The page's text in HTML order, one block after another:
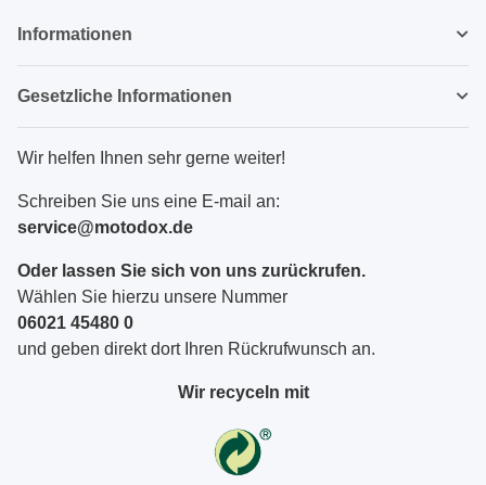
Informationen
Gesetzliche Informationen
Wir helfen Ihnen sehr gerne weiter!
Schreiben Sie uns eine E-mail an:
service@motodox.de
Oder lassen Sie sich von uns zurückrufen.
Wählen Sie hierzu unsere Nummer
06021 45480 0
und geben direkt dort Ihren Rückrufwunsch an.
Wir recyceln mit